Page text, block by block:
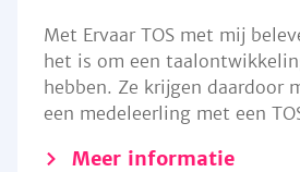
Met Ervaar TOS met mij
het is om een
hebben. Ze krijgen daardoor
een medeleerling met een
Meer informatie